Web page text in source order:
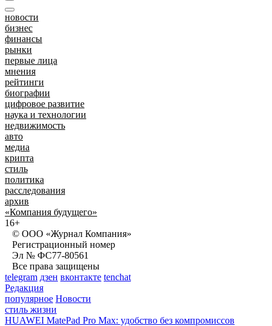
новости
бизнес
финансы
рынки
первые лица
мнения
рейтинги
биографии
цифровое развитие
наука и технологии
недвижимость
авто
медиа
крипта
стиль
политика
расследования
архив
«Компания будущего»
16+
© ООО «Журнал Компания»
Регистрационный номер
Эл № ФС77-80561
Все права защищены
telegram дзен вконтакте tenchat
Редакция
популярное Новости
стиль жизни
HUAWEI MatePad Pro Max: удобство без компромиссов